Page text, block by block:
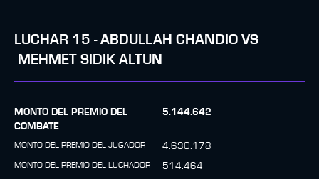
LUCHAR 15 - ABDULLAH CHANDIO VS
MEHMET SIDIK ALTUN
MONTO DEL PREMIO DEL
COMBATE
5.144.642
MONTO DEL PREMIO DEL JUGADOR 4.630.178
MONTO DEL PREMIO DEL LUCHADOR
514.464